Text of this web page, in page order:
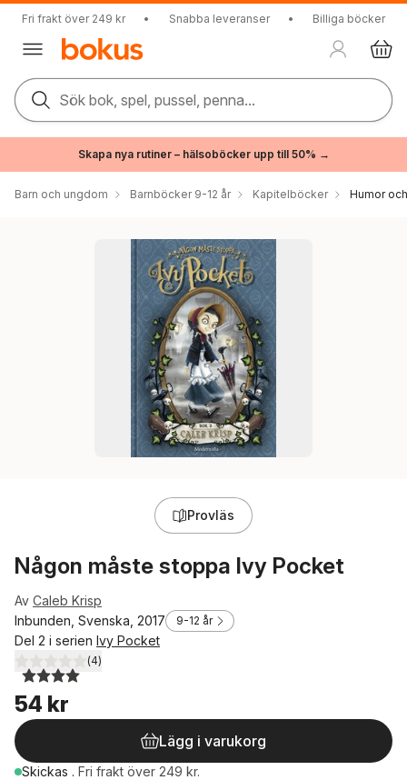
Fri frakt över 249 kr • Snabba leveranser • Billiga böcker
Sök bok, spel, pussel, penna...
Skapa nya rutiner – hälsoböcker upp till 50% →
Barn och ungdom Barnböcker 9-12 år Kapitelböcker Humor
Provläs
Någon måste stoppa Ivy Pocket
Av Caleb Krisp
Inbunden, Svenska, 2017
9-12 år
Del 2 i serien Ivy Pocket
4,0utav 5 stjärnor. Totalt antal röster:
(4)
54 kr
Lägg i varukorg
Skickas . Fri frakt över 249 kr.